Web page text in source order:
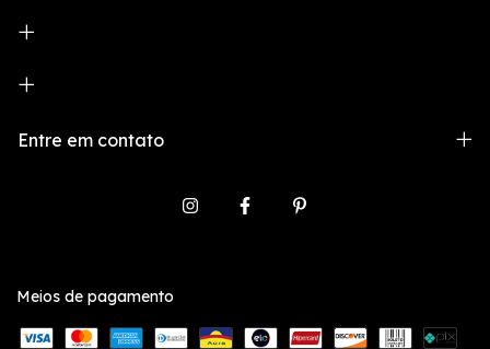
Entre em contato
Meios de pagamento